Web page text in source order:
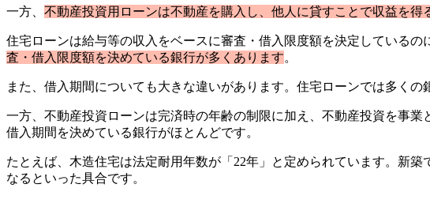
一方、 不動産投資用ローンは不動産を購入し、他人に貸すことで収益を得
住宅ローンは給与等の収入をベースに審査・借入限度額を決定しているの
査・借入限度額を決めている銀行が多くあります。
また、借入期間についても大きな違いがあります。住宅ローンでは多く
一方、不動産投資ローンは完済時の年齢の制限に加え、不動産投資を事
借入期間を決めている銀行がほとんどです。
たとえば、木造住宅は法定耐用年数が「22年」と定められています。新
なるといった具合です。